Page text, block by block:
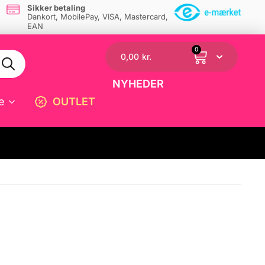
Sikker betaling
Dankort, MobilePay, VISA, Mastercard,
EAN
OUTLET
0,00 kr.
0
NYHEDER